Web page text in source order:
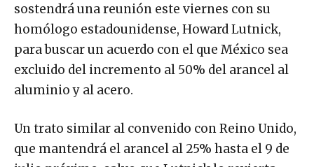
sostendrá una reunión este viernes con su
homólogo estadounidense, Howard Lutnick,
para buscar un acuerdo con el que México sea
excluido del incremento al 50% del arancel al
aluminio y al acero.
Un trato similar al convenido con Reino Unido,
que mantendrá el arancel al 25% hasta el 9 de